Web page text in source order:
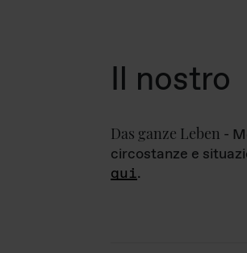
Il nostro
Das ganze Leben -
circostanze e
qui.